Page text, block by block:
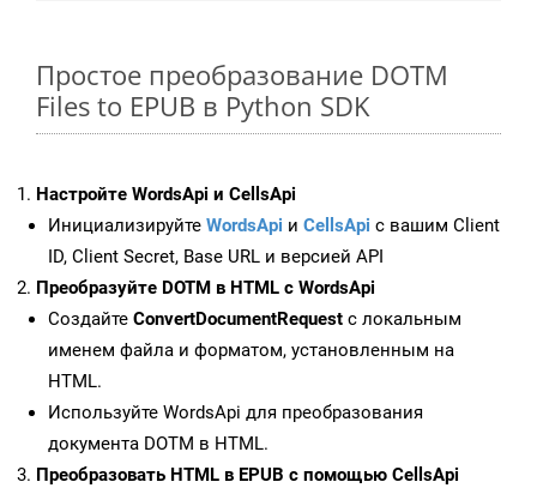
Простое преобразование DOTM
Files to EPUB в Python SDK
Настройте WordsApi и CellsApi
Инициализируйте WordsApi и CellsApi с вашим Client
ID, Client Secret, Base URL и версией API
Преобразуйте DOTM в HTML с WordsApi
Создайте ConvertDocumentRequest с локальным
именем файла и форматом, установленным на
HTML.
Используйте WordsApi для преобразования
документа DOTM в HTML.
Преобразовать HTML в EPUB с помощью CellsApi